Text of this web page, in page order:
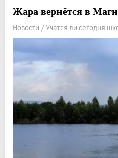
Жара вернётся в
Новости / Учатся ли сегодня